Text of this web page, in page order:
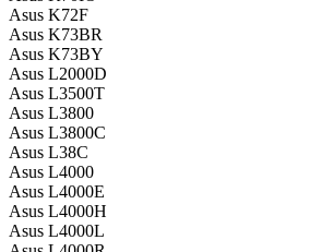
Asus K72F
Asus K73BR
Asus K73BY
Asus L2000D
Asus L3500T
Asus L3800
Asus L3800C
Asus L38C
Asus L4000
Asus L4000E
Asus L4000H
Asus L4000L